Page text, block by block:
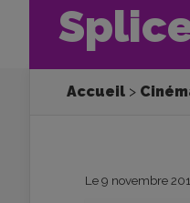
Accueil
Le 9 novembre